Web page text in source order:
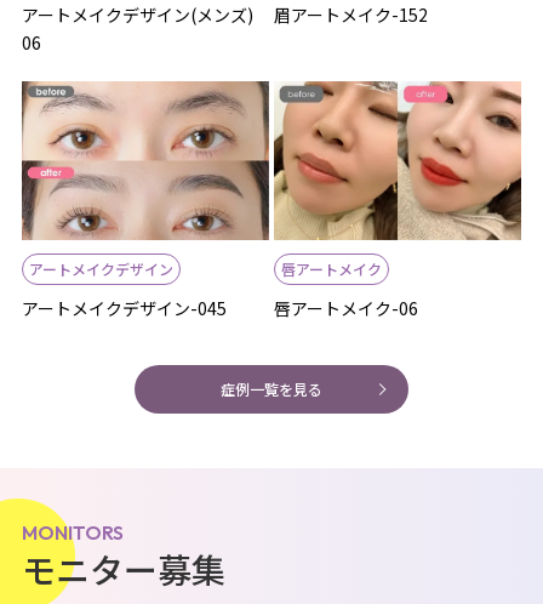
アートメイクデザイン(メンズ)
06
眉アートメイク-152
アートメイクデザイン
アートメイクデザイン-045
唇アートメイク
唇アートメイク-06
症例一覧を見る
MONITORS
モニター募集